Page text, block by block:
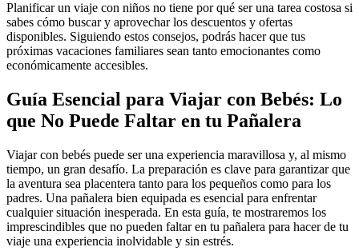
Planificar un viaje con niños no tiene por qué ser una tarea costosa si
sabes cómo buscar y aprovechar los descuentos y ofertas
disponibles. Siguiendo estos consejos, podrás hacer que tus
próximas vacaciones familiares sean tanto emocionantes como
económicamente accesibles.
Guía Esencial para Viajar con Bebés: Lo
que No Puede Faltar en tu Pañalera
Viajar con bebés puede ser una experiencia maravillosa y, al mismo
tiempo, un gran desafío. La preparación es clave para garantizar que
la aventura sea placentera tanto para los pequeños como para los
padres. Una pañalera bien equipada es esencial para enfrentar
cualquier situación inesperada. En esta guía, te mostraremos los
imprescindibles que no pueden faltar en tu pañalera para hacer de tu
viaje una experiencia inolvidable y sin estrés.